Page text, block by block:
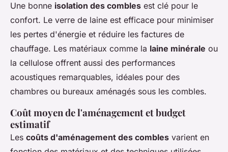
Une bonne isolation des combles est clé pour le
confort. Le verre de laine est efficace pour minimiser
les pertes d'énergie et réduire les factures de
chauffage. Les matériaux comme la laine minérale ou
la cellulose offrent aussi des performances
acoustiques remarquables, idéales pour des
chambres ou bureaux aménagés sous les combles.
Coût moyen de l'aménagement et budget
estimatif
Les coûts d'aménagement des combles varient en